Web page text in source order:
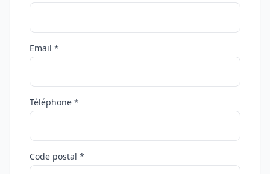
Email *
Téléphone *
Code postal *